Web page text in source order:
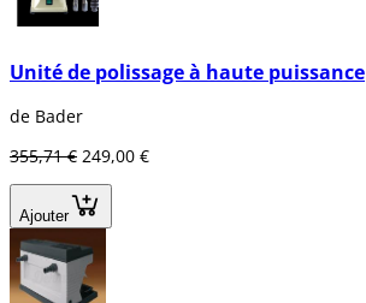
Unité de polissage à haute puissance
de Bader
355,71 € 249,00 €
Ajouter